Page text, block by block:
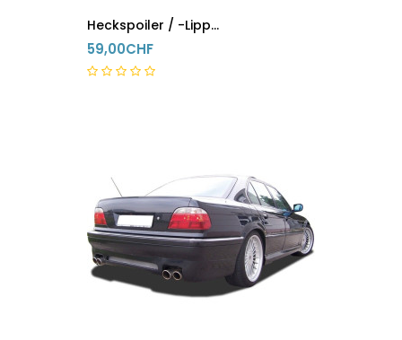
Heckspoiler / -Lippe BMW 5er M5 E39
59,00CHF